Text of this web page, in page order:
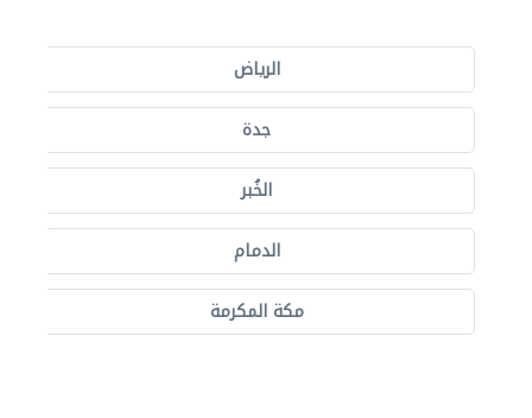
الرياض
جدة
الخُبر
الدمام
مكة المكرمة